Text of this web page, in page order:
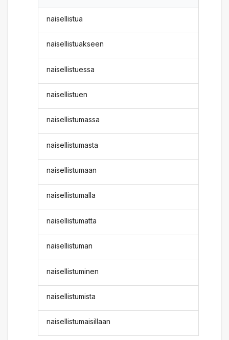
naisellistua
naisellistuakseen
naisellistuessa
naisellistuen
naisellistumassa
naisellistumasta
naisellistumaan
naisellistumalla
naisellistumatta
naisellistuman
naisellistuminen
naisellistumista
naisellistumaisillaan